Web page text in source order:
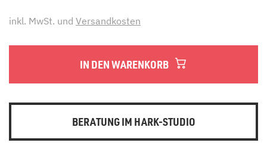
inkl. MwSt. und Versandkosten
IN DEN WARENKORB
BERATUNG IM HARK-STUDIO